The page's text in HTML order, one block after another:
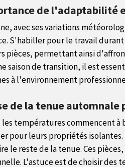
de l'adaptabilité
avec ses variations
S'habiller pour le travail
pièces, permettant ainsi
saison de transition, il est
à l'environnement
de la tenue
les températures commencent à
pour leurs propriétés
le reste de la tenue. Ces
L'astuce est de choisir des